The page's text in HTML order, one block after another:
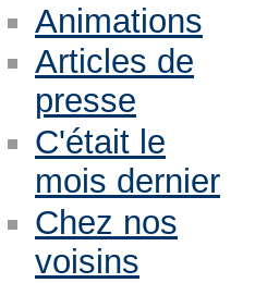
Animations
Articles de
presse
C'était le
mois dernier
Chez nos
voisins